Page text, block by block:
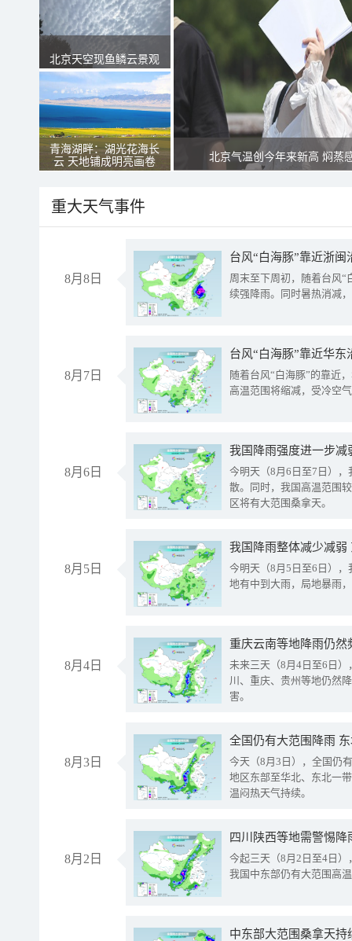
北京天空现鱼鳞云景观
青海湖畔：湖光花海长
云 天地铺成明亮画卷
北京气温创今年来新高 焖蒸
重大天气事件
8月8日
台风“白海豚”靠近浙
周末至下周初，随着台风“
续强降雨。同时暑热消减
8月7日
台风“白海豚”靠近华
随着台风“白海豚”的靠近
高温范围将缩减，受冷空
8月6日
今明天（8月6日至7日）
散。同时，我国高温范围
区将有大范围桑拿天。
8月5日
我国降雨整体减少减弱
今明天（8月5日至6日）
地有中到大雨，局地暴雨
8月4日
重庆云南等地降雨仍然
未来三天（8月4日至6日
川、重庆、贵州等地仍然
害。
8月3日
全国仍有大范围降雨
今天（8月3日），全国仍
地区东部至华北、东北一
温闷热天气持续。
8月2日
今起三天（8月2日至4日
我国中东部仍有大范围高
中东部大范围桑拿天